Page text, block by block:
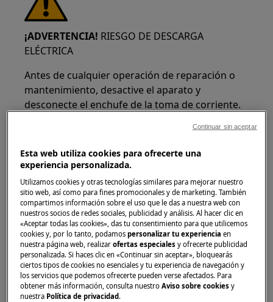
¡ADVERTENCIA! RIESGO DE DESCARGA
ELÉCTRICA
Antes de cualquier operación de reparación o
mantenimiento, desactive el aparato y
desconecte el enchufe de la toma de corriente.
¡ADVERTENCIA!RIESGO DE LESIÓN
Esta web utiliza cookies para ofrecerte una
experiencia personalizada.
Utilizamos cookies y otras tecnologías similares para mejorar nuestro
sitio web, así como para fines promocionales y de marketing. También
compartimos información sobre el uso que le das a nuestra web con
nuestros socios de redes sociales, publicidad y análisis. Al hacer clic en
«Aceptar todas las cookies», das tu consentimiento para que utilicemos
cookies y, por lo tanto, podamospersonalizar tu experienciaen
nuestra página web, realizarofertas especiales y ofrecerte publicidad
personalizada. Si haces clic en «Continuar sin aceptar», bloquearás
ciertos tipos de cookies no esenciales y tu experiencia de navegación y
los servicios que podemos ofrecerte pueden verse afectados. Para
obtener más información, consulta nuestroAviso sobre cookies y
nuestra Política de privacidad.
Continuar sin aceptar